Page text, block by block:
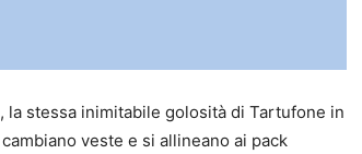
, la stessa inimitabile golosità di Tartufone in
cambiano veste e si allineano ai pack